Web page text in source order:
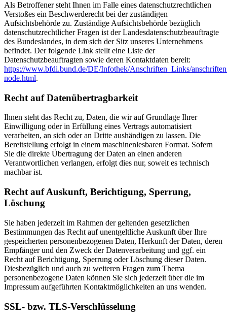
Als Betroffener steht Ihnen im Falle eines datenschutzrechtlichen
Verstoßes ein Beschwerderecht bei der zuständigen
Aufsichtsbehörde zu. Zuständige Aufsichtsbehörde bezüglich
datenschutzrechtlicher Fragen ist der Landesdatenschutzbeauftragte
des Bundeslandes, in dem sich der Sitz unseres Unternehmens
befindet. Der folgende Link stellt eine Liste der
Datenschutzbeauftragten sowie deren Kontaktdaten bereit:
https://www.bfdi.bund.de/DE/Infothek/Anschriften_Links/
node.html.
Recht auf Datenübertragbarkeit
Ihnen steht das Recht zu, Daten, die wir auf Grundlage Ihrer
Einwilligung oder in Erfüllung eines Vertrags automatisiert
verarbeiten, an sich oder an Dritte aushändigen zu lassen. Die
Bereitstellung erfolgt in einem maschinenlesbaren Format. Sofern
Sie die direkte Übertragung der Daten an einen anderen
Verantwortlichen verlangen, erfolgt dies nur, soweit es technisch
machbar ist.
Recht auf Auskunft, Berichtigung, Sperrung,
Löschung
Sie haben jederzeit im Rahmen der geltenden gesetzlichen
Bestimmungen das Recht auf unentgeltliche Auskunft über Ihre
gespeicherten personenbezogenen Daten, Herkunft der Daten, deren
Empfänger und den Zweck der Datenverarbeitung und ggf. ein
Recht auf Berichtigung, Sperrung oder Löschung dieser Daten.
Diesbezüglich und auch zu weiteren Fragen zum Thema
personenbezogene Daten können Sie sich jederzeit über die im
Impressum aufgeführten Kontaktmöglichkeiten an uns wenden.
SSL- bzw. TLS-Verschlüsselung